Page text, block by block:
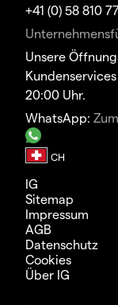
+41 (0) 58 810
Unsere
20:00 Uhr.
WhatsApp:
IG
Sitemap
Impressum
AGB
Datenschutz
Cookies
Über IG